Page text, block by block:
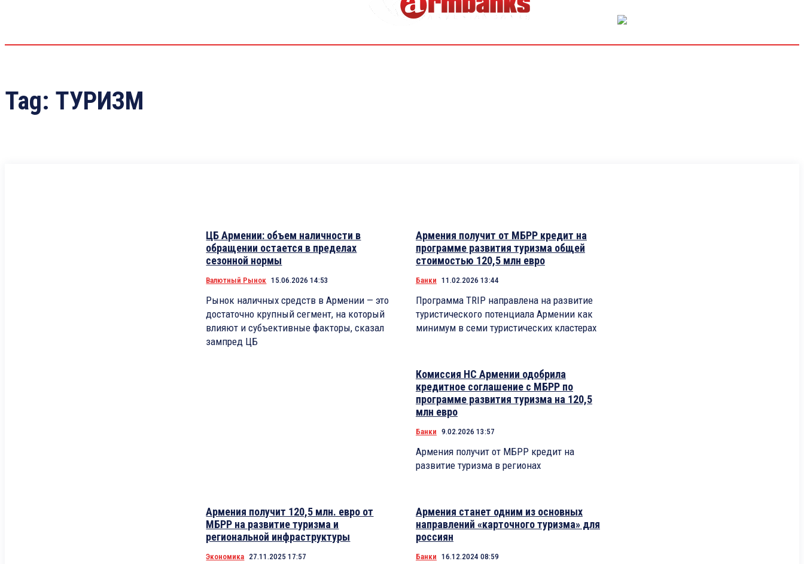
Tag: ТУРИЗМ
ЦБ Армении: объем наличности в
обращении остается в пределах
сезонной нормы
Валютный Рынок 15.06.2026 14:53
Рынок наличных средств в Армении — это
достаточно крупный сегмент, на который
влияют и субъективные факторы, сказал
зампред ЦБ
Армения получит от МБРР кредит на
программе развития туризма общей
стоимостью 120,5 млн евро
Банки 11.02.2026 13:44
Программа TRIP направлена на развитие
туристического потенциала Армении как
минимум в семи туристических кластерах
Комиссия НС Армении одобрила
кредитное соглашение с МБРР по
программе развития туризма на 120,5
млн евро
Банки 9.02.2026 13:57
Армения получит от МБРР кредит на
развитие туризма в регионах
Армения получит 120,5 млн. евро от
МБРР на развитие туризма и
региональной инфраструктуры
Экономика 27.11.2025 17:57
Армения станет одним из основных
направлений «карточного туризма» для
россиян
Банки 16.12.2024 08:59